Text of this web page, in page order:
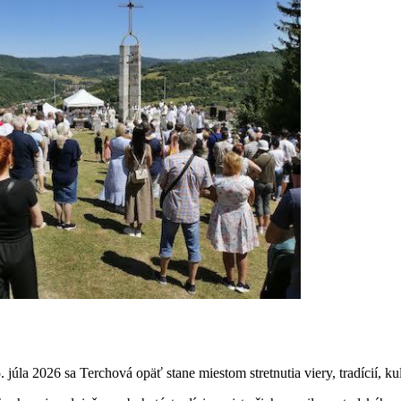
2026 sa Terchová opäť stane miestom stretnutia viery, tradícií,